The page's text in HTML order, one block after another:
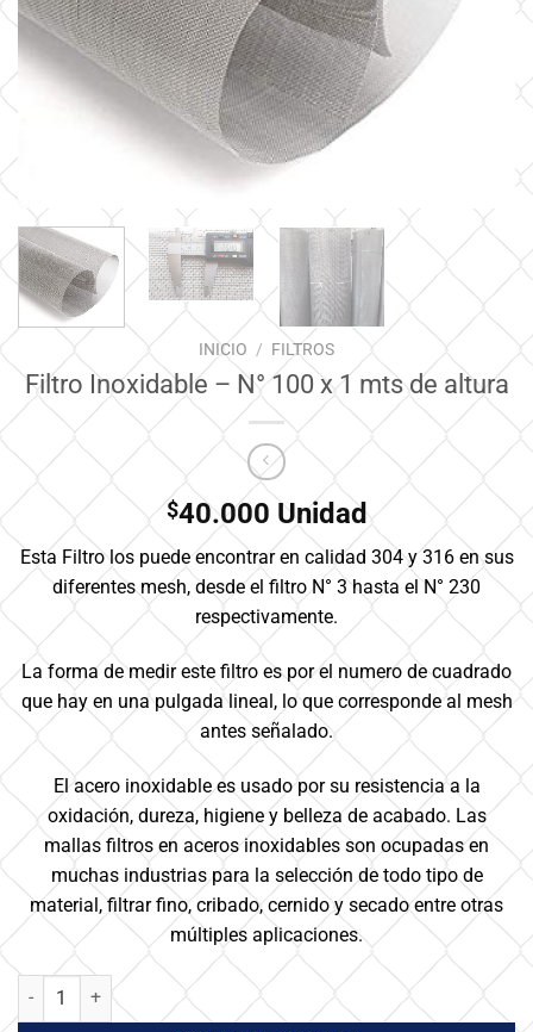
INICIO / FILTROS
Filtro Inoxidable – N° 100 x 1 mts de altura
$40.000 Unidad
Esta Filtro los puede encontrar en calidad 304 y 316 en sus
diferentes mesh, desde el filtro N° 3 hasta el N° 230
respectivamente.
La forma de medir este filtro es por el numero de cuadrado
que hay en una pulgada lineal, lo que corresponde al mesh
antes señalado.
El acero inoxidable es usado por su resistencia a la
oxidación, dureza, higiene y belleza de acabado. Las
mallas filtros en aceros inoxidables son ocupadas en
muchas industrias para la selección de todo tipo de
material, filtrar fino, cribado, cernido y secado entre otras
múltiples aplicaciones.
Filtro Inoxidable - N° 100 x 1 mts de altura cantidad